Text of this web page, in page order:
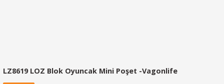
LZ8619 LOZ Blok Oyuncak Mini Poşet -Vagonlife